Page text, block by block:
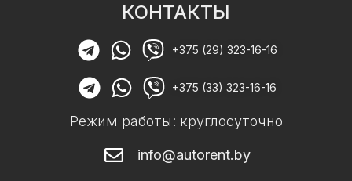
КОНТАКТЫ
+375 (29) 323-16-16
+375 (33) 323-16-16
Режим работы: круглосуточно
info@autorent.by